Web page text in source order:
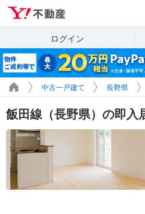
ログイン
中古一戸建て 長野県
飯田線（長野県）の即入